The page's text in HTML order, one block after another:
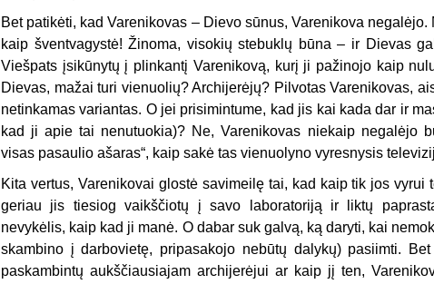
Bet patikėti, kad Varenikovas – Dievo sūnus, Varenikova
kaip šventvagystė! Žinoma, visokių stebuklų būna – ir Dievas
Viešpats įsikūnytų į plinkantį Varenikovą, kurį ji pažinojo kaip
Dievas, mažai turi vienuolių? Archijerėjų? Pilvotas Varenikovas,
netinkamas variantas. O jei prisimintume, kad jis kai kada dar ir
kad ji apie tai nenutuokia)? Ne, Varenikovas niekaip negalėjo
visas pasaulio ašaras“, kaip sakė tas vienuolyno vyresnysis
Kita vertus, Varenikovai glostė savimeilę tai, kad kaip tik jos vyrui
geriau jis tiesiog vaikščiotų į savo laboratoriją ir liktų
nevykėlis, kaip kad ji manė. O dabar suk galvą, ką daryti, kai
skambino į darbovietę, pripasakojo nebūtų dalykų) pasiimti.
paskambintų aukščiausiajam archijerėjui ar kaip jį ten,